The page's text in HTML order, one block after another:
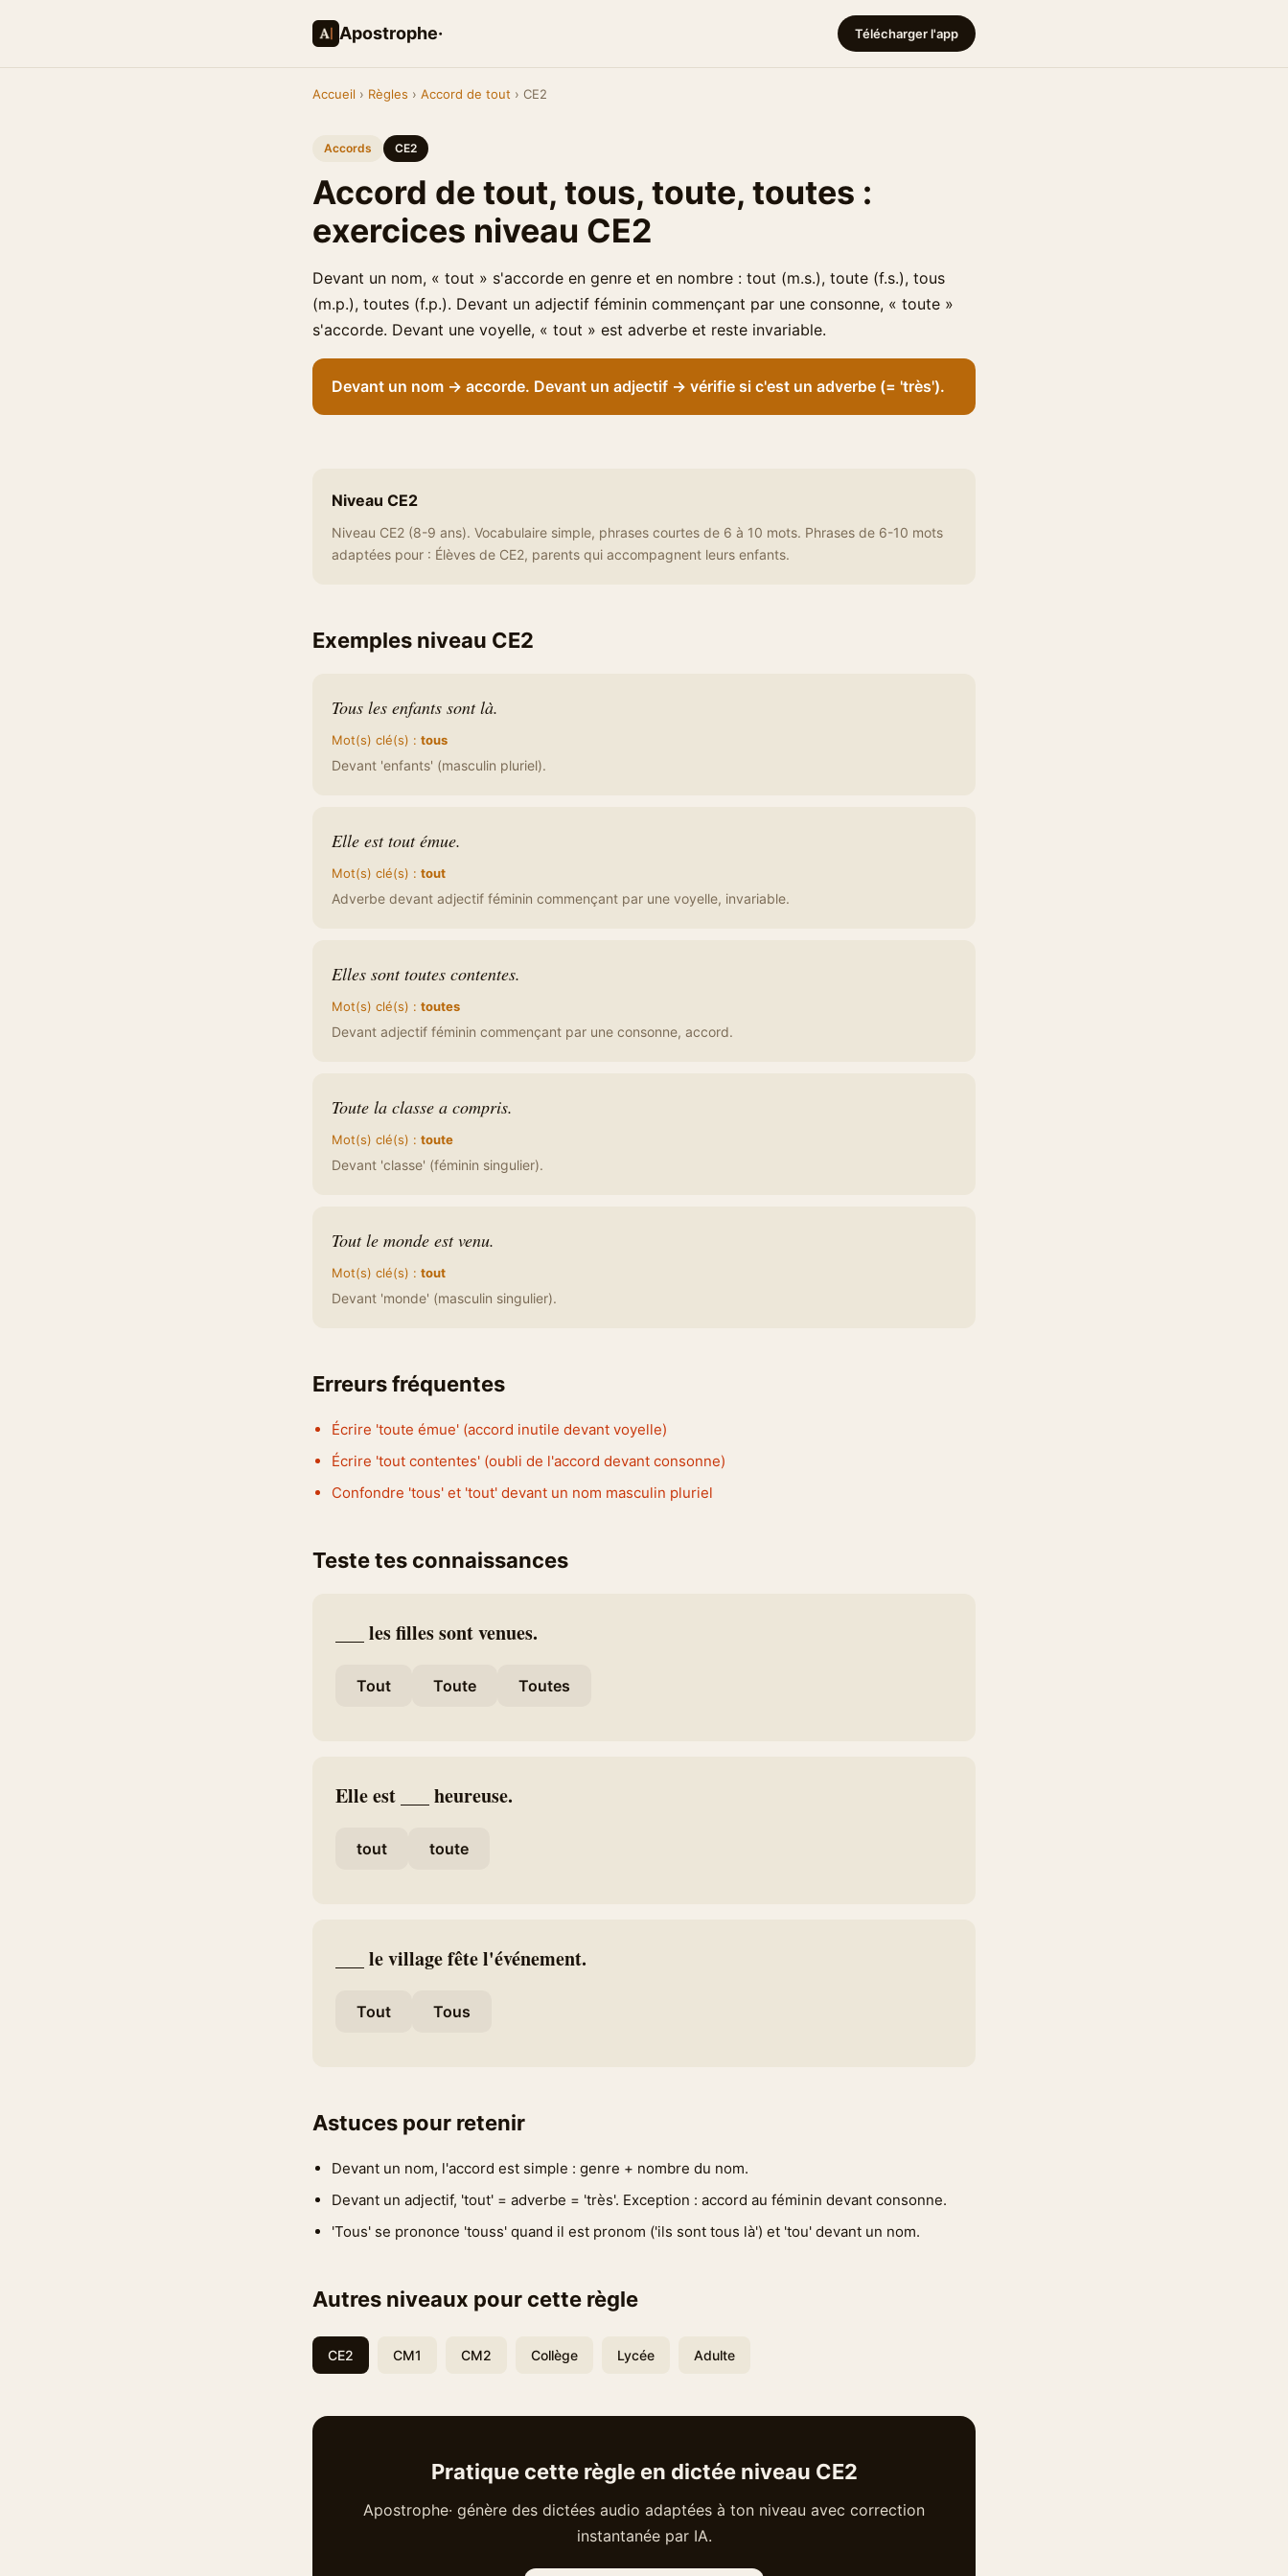
Apostrophe· Télécharger l'app
Accueil › Règles › Accord de tout › CE2
Accords CE2
Accord de tout, tous, toute, toutes :
exercices niveau CE2
Devant un nom, « tout » s'accorde en genre et en nombre : tout (m.s.), toute (f.s.), tous
(m.p.), toutes (f.p.). Devant un adjectif féminin commençant par une consonne, « toute »
s'accorde. Devant une voyelle, « tout » est adverbe et reste invariable.
Devant un nom → accorde. Devant un adjectif → vérifie si c'est un adverbe (= 'très').
Niveau CE2
Niveau CE2 (8-9 ans). Vocabulaire simple, phrases courtes de 6 à 10 mots. Phrases de 6-10 mots
adaptées pour : Élèves de CE2, parents qui accompagnent leurs enfants.
Exemples niveau CE2
Tous les enfants sont là.
Mot(s) clé(s) : tous
Devant 'enfants' (masculin pluriel).
Elle est tout émue.
Mot(s) clé(s) : tout
Adverbe devant adjectif féminin commençant par une voyelle, invariable.
Elles sont toutes contentes.
Mot(s) clé(s) : toutes
Devant adjectif féminin commençant par une consonne, accord.
Toute la classe a compris.
Mot(s) clé(s) : toute
Devant 'classe' (féminin singulier).
Tout le monde est venu.
Mot(s) clé(s) : tout
Devant 'monde' (masculin singulier).
Erreurs fréquentes
Écrire 'toute émue' (accord inutile devant voyelle)
Écrire 'tout contentes' (oubli de l'accord devant consonne)
Confondre 'tous' et 'tout' devant un nom masculin pluriel
Teste tes connaissances
___ les filles sont venues.
Tout Toute Toutes
Elle est ___ heureuse.
tout toute
___ le village fête l'événement.
Tout Tous
Astuces pour retenir
Devant un nom, l'accord est simple : genre + nombre du nom.
Devant un adjectif, 'tout' = adverbe = 'très'. Exception : accord au féminin devant consonne.
'Tous' se prononce 'touss' quand il est pronom ('ils sont tous là') et 'tou' devant un nom.
Autres niveaux pour cette règle
CE2 CM1 CM2 Collège Lycée Adulte
Pratique cette règle en dictée niveau CE2
Apostrophe· génère des dictées audio adaptées à ton niveau avec correction
instantanée par IA.